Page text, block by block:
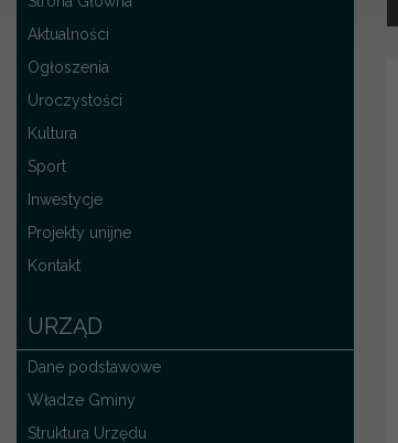
Aktualności
Ogłoszenia
Uroczystości
Kultura
Sport
Inwestycje
Projekty unijne
Kontakt
URZĄD
Dane podstawowe
Władze Gminy
Struktura Urzędu